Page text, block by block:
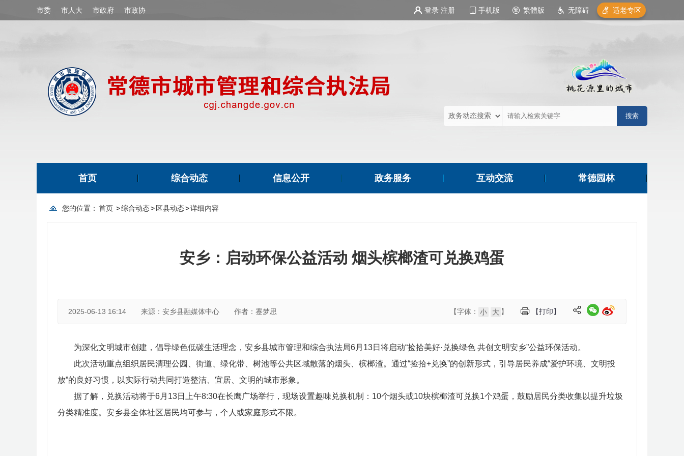
市委 市人大 市政府 市政协 登录 注册 手机版 繁體版 无障碍 适老专区
首页 综合动态 信息公开 政务服务 互动交流 常德园林
您的位置： 首页 >综合动态> 区县动态>详细内容
安乡：启动环保公益活动 烟头槟榔渣可兑换鸡蛋
2025-06-13 16:14 来源：安乡县融媒体中心 作者：蹇梦思 【打印】
【字体： 小 大 】
为深化文明城市创建，倡导绿色低碳生活理念，安乡县城市管理和综合执法局6月13日将启动“捡拾美好·兑换绿色 共创文明安乡”公益环保活动。
此次活动重点组织居民清理公园、街道、绿化带、树池等公共区域散落的烟头、槟榔渣。通过“捡拾+兑换”的创新形式，引导居民养成“爱护环境、文明投
放”的良好习惯，以实际行动共同打造整洁、宜居、文明的城市形象。
据了解，兑换活动将于6月13日上午8:30在长鹰广场举行，现场设置趣味兑换机制：10个烟头或10块槟榔渣可兑换1个鸡蛋，鼓励居民分类收集以提升垃圾
分类精准度。安乡县全体社区居民均可参与，个人或家庭形式不限。